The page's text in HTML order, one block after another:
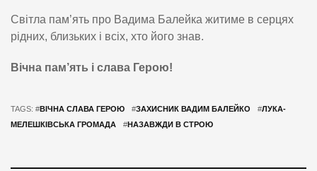
Світла пам’ять про Вадима Балейка житиме в серцях
рідних, близьких і всіх, хто його знав.
Вічна пам’ять і слава Герою!
TAGS: #ВІЧНА СЛАВА ГЕРОЮ #ЗАХИСНИК ВАДИМ БАЛЕЙКО #ЛУКА-
МЕЛЕШКІВСЬКА ГРОМАДА
#НАЗАВЖДИ В СТРОЮ